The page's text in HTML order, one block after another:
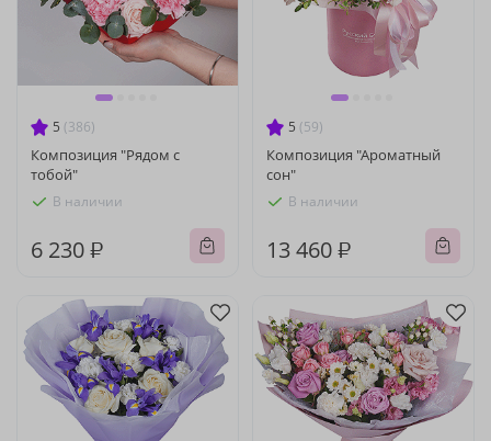
5 (386)
Композиция "Рядом с
тобой"
В наличии
6 230 ₽
5 (59)
Композиция "Ароматный
сон"
В наличии
13 460 ₽